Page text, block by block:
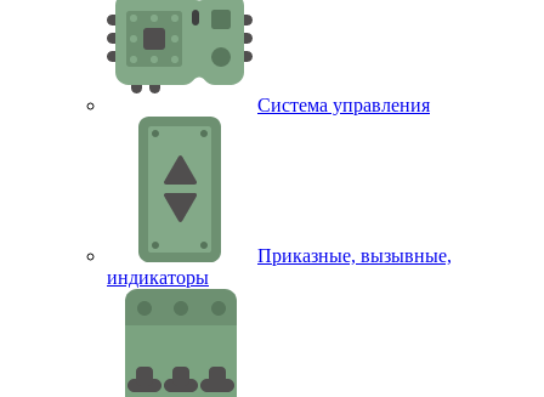
Система управления
Приказные, вызывные,
индикаторы